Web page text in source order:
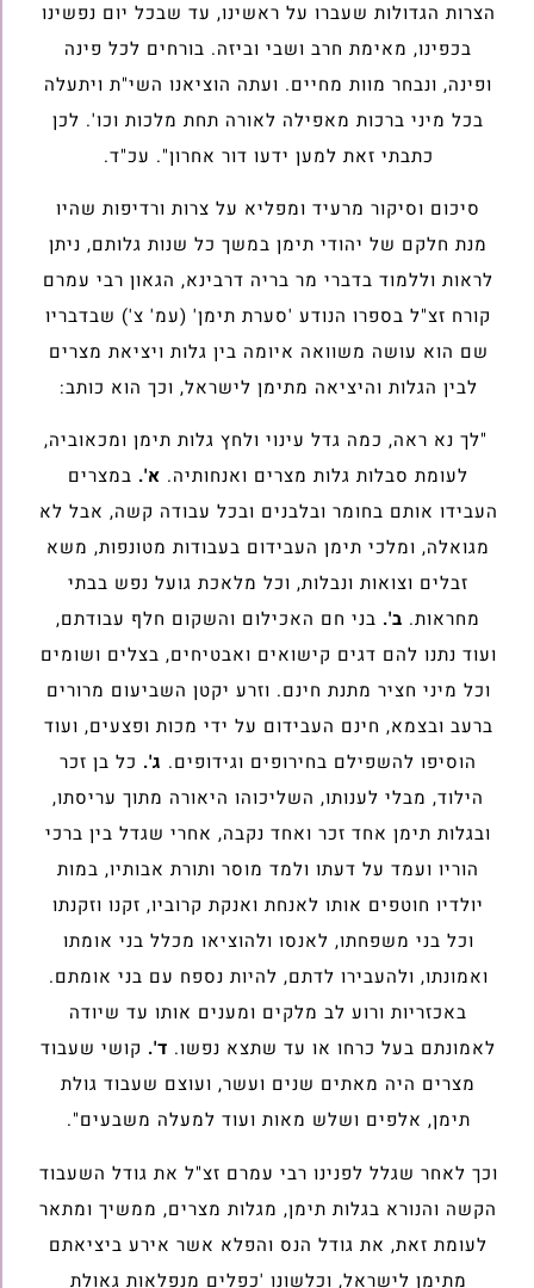
הצרות הגדולות שעברו על ראשינו, עד שבכל יום נפשינו
בכפינו, מאימת חרב ושבי וביזה. בורחים לכל פינה
ופינה, ונבחר מוות מחיים. ועתה הוציאנו השי"ת ויתעלה
בכל מיני ברכות מאפילה לאורה תחת מלכות וכו'. לכן
כתבתי זאת למען ידעו דור אחרון". עכ"ד.
סיכום וסיקור מרעיד ומפליא על צרות ורדיפות שהיו
מנת חלקם של יהודי תימן במשך כל שנות גלותם, ניתן
לראות וללמוד בדברי מר בריה דרבינא, הגאון רבי עמרם
קורח זצ"ל בספרו הנודע 'סערת תימן' (עמ' צ') שבדבריו
שם הוא עושה משוואה איומה בין גלות ויציאת מצרים
לבין הגלות והיציאה מתימן לישראל, וכך הוא כותב:
"לך נא ראה, כמה גדל עינוי ולחץ גלות תימן ומכאוביה,
לעומת סבלות גלות מצרים ואנחותיה. א'. במצרים
העבידו אותם בחומר ובלבנים ובכל עבודה קשה, אבל לא
מגואלה, ומלכי תימן העבידום בעבודות מטונפות, משא
זבלים וצואות ונבלות, וכל מלאכת גועל נפש בבתי
מחראות. ב'. בני חם האכילום והשקום חלף עבודתם,
ועוד נתנו להם דגים קישואים ואבטיחים, בצלים ושומים
וכל מיני חציר מתנת חינם. וזרע יקטן השביעום מרורים
ברעב ובצמא, חינם העבידום על ידי מכות ופצעים, ועוד
הוסיפו להשפילם בחירופים וגידופים. ג'. כל בן זכר
הילוד, מבלי לענותו, השליכוהו היאורה מתוך עריסתו,
ובגלות תימן אחד זכר ואחד נקבה, אחרי שגדל בין ברכי
הוריו ועמד על דעתו ולמד מוסר ותורת אבותיו, במות
יולדיו חוטפים אותו לאנחת ואנקת קרוביו, זקנו וזקנתו
וכל בני משפחתו, לאנסו ולהוציאו מכלל בני אומתו
ואמונתו, ולהעבירו לדתם, להיות נספח עם בני אומתם.
באכזריות ורוע לב מלקים ומענים אותו עד שיודה
לאמונתם בעל כרחו או עד שתצא נפשו. ד'. קושי שעבוד
מצרים היה מאתים שנים ועשר, ועוצם שעבוד גולת
תימן, אלפים ושלש מאות ועוד למעלה משבעים".
וכך לאחר שגלל לפנינו רבי עמרם זצ"ל את גודל השעבוד
הקשה והנורא בגלות תימן, מגלות מצרים, ממשיך ומתאר
לעומת זאת, את גודל הנס והפלא אשר אירע ביציאתם
מתימן לישראל, וכלשונו 'כפלים מנפלאות גאולת